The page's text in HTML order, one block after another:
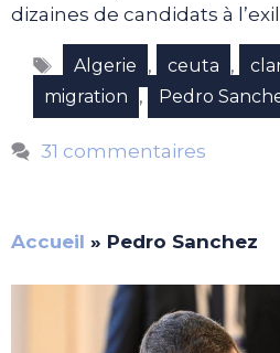
dizaines de candidats à
Étiquettes
Algerie , ceuta ,
migration , Pedro
31 commentaires
Accueil » Pedro Sanchez